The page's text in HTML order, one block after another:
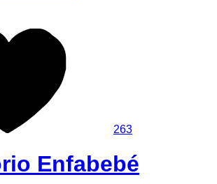
263
Enfabebé